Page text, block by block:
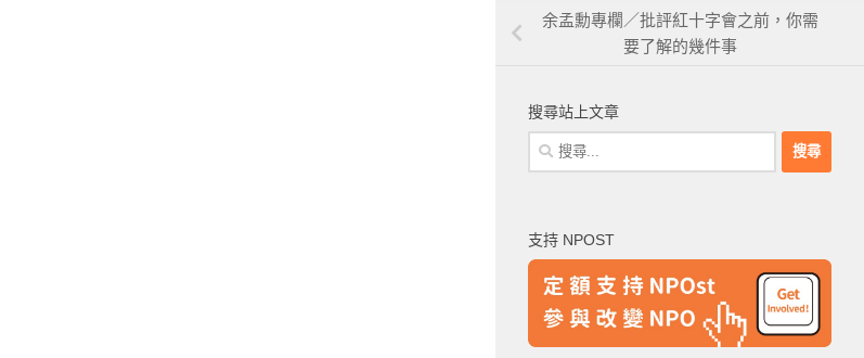
余孟勳專欄／批評紅十字會之前，你需
要了解的幾件事
搜尋站上文章
搜
尋
字:
支持 NPOST